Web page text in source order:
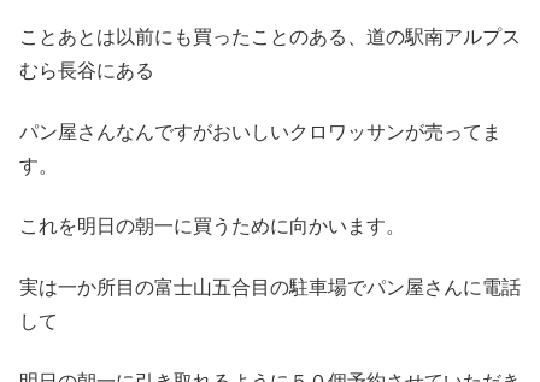
ことあとは以前にも買ったことのある、道の駅南アルプス
むら長谷にある
パン屋さんなんですがおいしいクロワッサンが売ってま
す。
これを明日の朝一に買うために向かいます。
実は一か所目の富士山五合目の駐車場でパン屋さんに電話
して